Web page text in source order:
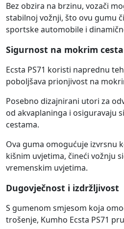
Bez obzira na brzinu, vozači
stabilnoj vožnji, što ovu gumu
sportske automobile i
Sigurnost na mokrim
Ecsta PS71 koristi naprednu
poboljšava prionjivost na
Posebno dizajnirani utori za
od akvaplaninga i osiguravaju
cestama.
Ova guma omogućuje izvrsnu
kišnim uvjetima, čineći vožnju
vremenskim uvjetima.
Dugovječnost i izdržljivost
S gumenom smjesom koja
trošenje, Kumho Ecsta PS71